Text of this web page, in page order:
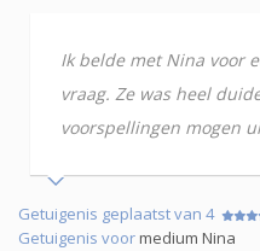
Ik belde met Nina voor
vraag. Ze was heel
voorspellingen mogen
Getuigenis geplaatst van 4
Getuigenis voormedium Nina